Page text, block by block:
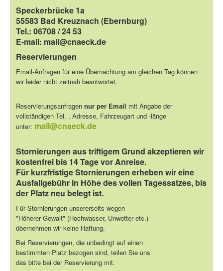
Speckerbrücke 1a
55583 Bad Kreuznach (Ebernburg)
Tel.: 06708 / 24 53
E-mail: mail@cnaeck.de
Reservierungen
Email-Anfragen für eine Übernachtung am gleichen Tag können
wir leider nicht zeitnah beantwortet.
Reservierungsanfragen nur per Email mit Angabe der
vollständigen Tel. , Adresse, Fahrzeugart und -länge
unter: mail@cnaeck.de
Stornierungen aus triftigem Grund akzeptieren wir
kostenfrei bis 14 Tage vor Anreise.
Für kurzfristige Stornierungen erheben wir eine
Ausfallgebühr in Höhe des vollen Tagessatzes, bis
der Platz neu belegt ist.
Für Stornierungen unsererseits wegen
"Höherer Gewalt" (Hochwasser, Unwetter etc.)
übernehmen wir keine Haftung.
Bei Reservierungen, die unbedingt auf einen
bestimmten Platz bezogen sind, teilen Sie uns
das bitte bei der Reservierung mit.